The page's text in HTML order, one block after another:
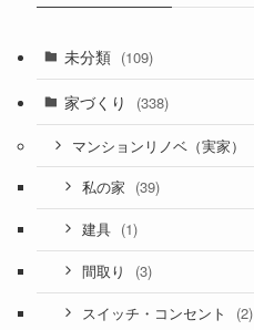
未分類 (109)
家づくり (338)
マンションリノベ（実家）
私の家 (39)
建具 (1)
間取り (3)
スイッチ・コンセント (2)